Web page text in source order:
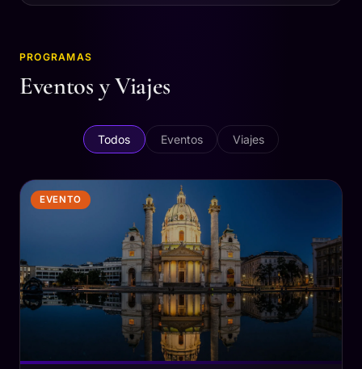
PROGRAMAS
Eventos y Viajes
Todos Eventos Viajes
EVENTO